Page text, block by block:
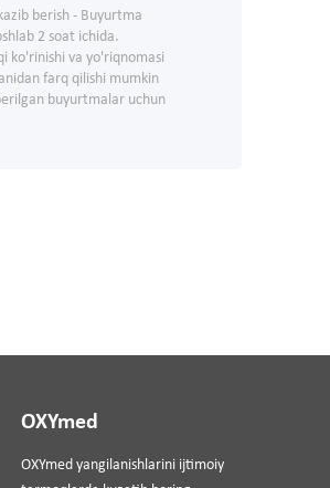
berish - Buyurtma
2 soat ichida.
ko'rinishi va yo'riqnomasi
farq qilishi mumkin
buyurtmalar uchun
OXYmed
OXYmed yangilanishlarini ijtimoiy